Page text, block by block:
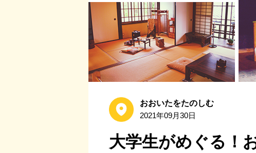
おおいたをたのしむ
2021年09月30日
大学生がめぐる！